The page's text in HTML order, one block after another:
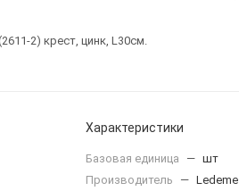
2) крест, цинк, L30см.
Характеристики
Базовая единица — шт
Производитель
— Ledeme